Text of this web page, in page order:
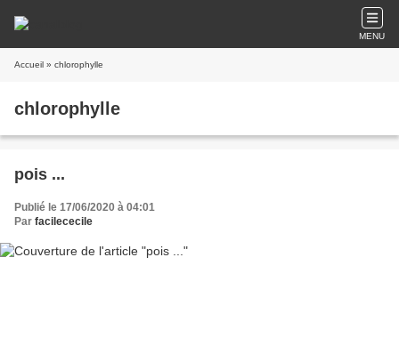
MENU
Accueil » chlorophylle
chlorophylle
pois ...
Publié le 17/06/2020 à 04:01
Par facilececile